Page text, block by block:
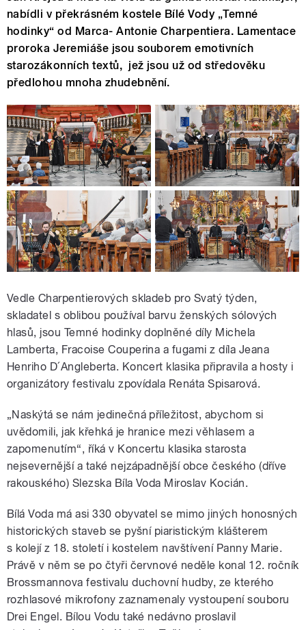
nabídli v překrásném kostele Bílé Vody „Temné
hodinky“ od Marca- Antonie Charpentiera. Lamentace
proroka Jeremiáše jsou souborem emotivních
starozákonních textů, jež jsou už od středověku
předlohou mnoha zhudebnění.
Vedle Charpentierových skladeb pro Svatý týden,
skladatel s oblibou používal barvu ženských sólových
hlasů, jsou Temné hodinky doplněné díly Michela
Lamberta, Fracoise Couperina a fugami z díla Jeana
Henriho D´Angleberta. Koncert klasika připravila a hosty i
organizátory festivalu zpovídala Renáta Spisarová.
„Naskýtá se nám jedinečná příležitost, abychom si
uvědomili, jak křehká je hranice mezi věhlasem a
zapomenutím“, říká v Koncertu klasika starosta
nejsevernější a také nejzápadnější obce českého (dříve
rakouského) Slezska Bíla Voda Miroslav Kocián.
Bílá Voda má asi 330 obyvatel se mimo jiných honosných
historických staveb se pyšní piaristickým klášterem
s kolejí z 18. století i kostelem navštívení Panny Marie.
Právě v něm se po čtyři červnové neděle konal 12. ročník
Brossmannova festivalu duchovní hudby, ze kterého
rozhlasové mikrofony zaznamenaly vystoupení souboru
Drei Engel. Bílou Vodu také nedávno proslavil